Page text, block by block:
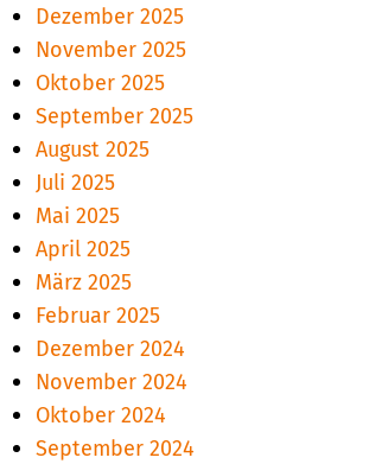
Dezember 2025
November 2025
Oktober 2025
September 2025
August 2025
Juli 2025
Mai 2025
April 2025
März 2025
Februar 2025
Dezember 2024
November 2024
Oktober 2024
September 2024